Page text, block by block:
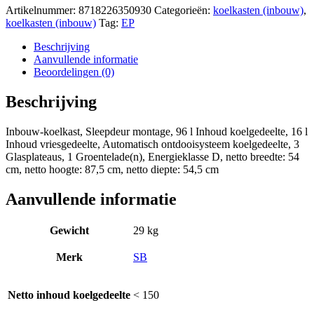
Artikelnummer: 8718226350930 Categorieën: koelkasten (inbouw),
koelkasten (inbouw) Tag: EP
Beschrijving
Aanvullende informatie
Beoordelingen (0)
Beschrijving
Inbouw-koelkast, Sleepdeur montage, 96 l Inhoud koelgedeelte, 16 l
Inhoud vriesgedeelte, Automatisch ontdooisysteem koelgedeelte, 3
Glasplateaus, 1 Groentelade(n), Energieklasse D, netto breedte: 54
cm, netto hoogte: 87,5 cm, netto diepte: 54,5 cm
Aanvullende informatie
Gewicht 29 kg
Merk SB
Netto inhoud koelgedeelte < 150